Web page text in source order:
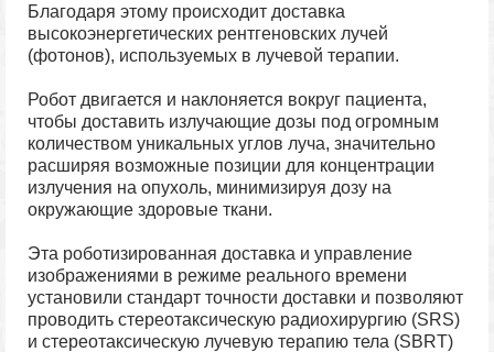
Благодаря этому происходит доставка
высокоэнергетических рентгеновских лучей
(фотонов), используемых в лучевой терапии.
Робот двигается и наклоняется вокруг пациента,
чтобы доставить излучающие дозы под огромным
количеством уникальных углов луча, значительно
расширяя возможные позиции для концентрации
излучения на опухоль, минимизируя дозу на
окружающие здоровые ткани.
Эта роботизированная доставка и управление
изображениями в режиме реального времени
установили стандарт точности доставки и позволяют
проводить стереотаксическую радиохирургию (SRS)
и стереотаксическую лучевую терапию тела (SBRT)